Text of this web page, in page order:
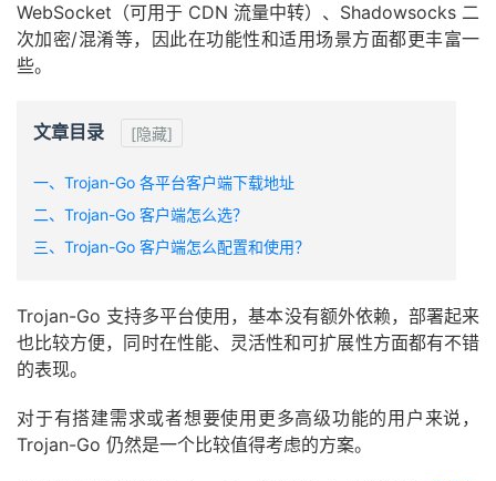
WebSocket（可用于 CDN 流量中转）、Shadowsocks 二
次加密/混淆等，因此在功能性和适用场景方面都更丰富一
些。
文章目录 [隐藏]
一、Trojan-Go 各平台客户端下载地址
二、Trojan-Go 客户端怎么选？
三、Trojan-Go 客户端怎么配置和使用？
Trojan-Go 支持多平台使用，基本没有额外依赖，部署起来
也比较方便，同时在性能、灵活性和可扩展性方面都有不错
的表现。
对于有搭建需求或者想要使用更多高级功能的用户来说，
Trojan-Go 仍然是一个比较值得考虑的方案。